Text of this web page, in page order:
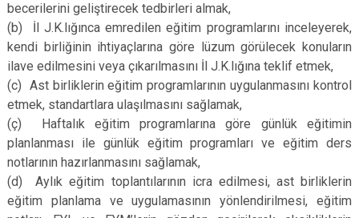
becerilerini geliştirecek tedbirleri almak,
(b)
İl J.K.lığınca emredilen eğitim programlarını inceleyerek,
kendi birliğinin ihtiyaçlarına göre lüzum görülecek konuların
ilave edilmesini veya çıkarılmasını İl J.K.lığına teklif etmek,
(c) Ast birliklerin eğitim programlarının uygulanmasını kontrol
etmek, standartlara ulaşılmasını sağlamak,
(ç)
Haftalık eğitim programlarına göre günlük eğitimin
planlanması ile günlük eğitim programları ve eğitim ders
notlarının hazırlanmasını sağlamak,
(d)
Aylık eğitim toplantılarının icra edilmesi, ast birliklerin
eğitim planlama ve uygulamasının yönlendirilmesi, eğitim